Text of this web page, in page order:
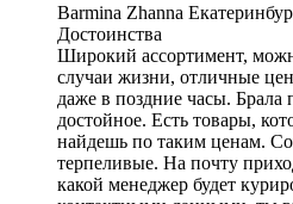
Barmina Zhanna
Достоинства
Широкий ассортимент,
случаи жизни, отличные
даже в поздние часы. Брала
достойное. Есть товары,
найдешь по таким ценам.
терпеливые. На почту
какой менеджер будет